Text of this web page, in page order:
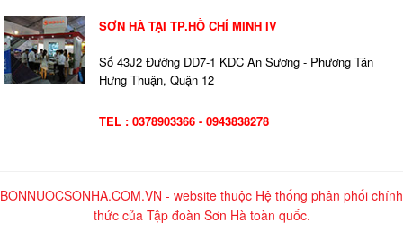
SƠN HÀ TẠI TP.HỒ CHÍ MINH IV
Số 43J2 Đường DD7-1 KDC An Sương - Phương Tân
Hưng Thuận, Quận 12
TEL : 0378903366 - 0943838278
BONNUOCSONHA.COM.VN - website thuộc Hệ thống phân phối chính
thức của Tập đoàn Sơn Hà toàn quốc.